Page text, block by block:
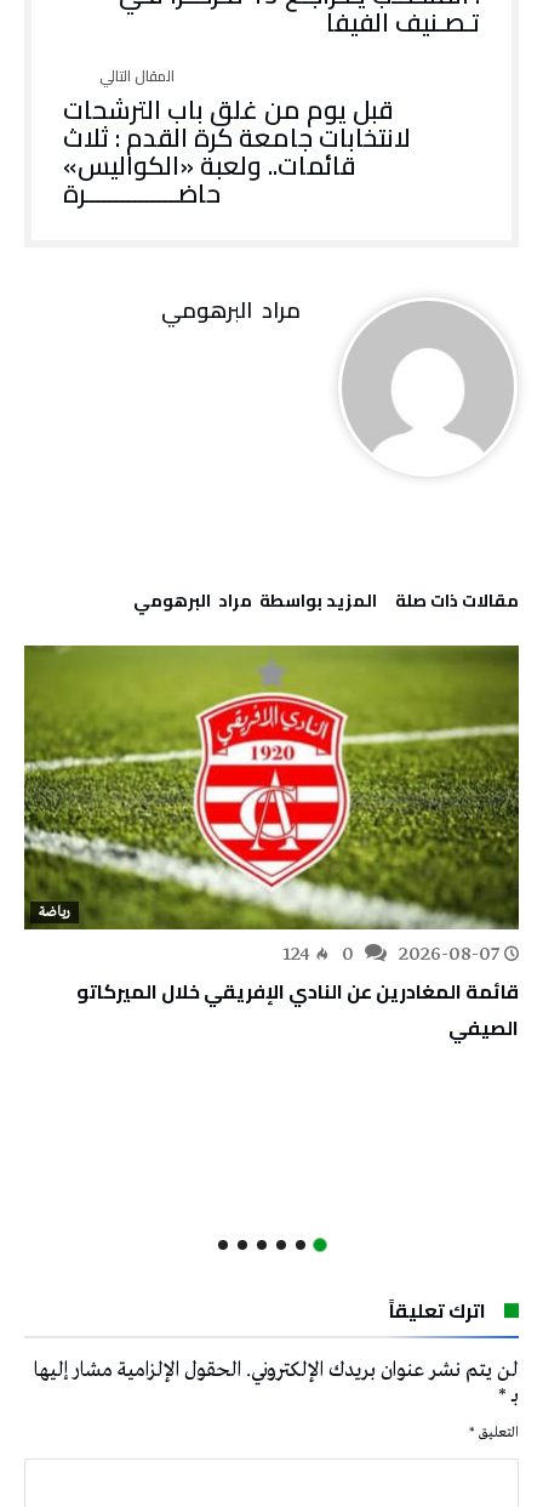
تـصـنيف الفيفا
قبل يوم من غلق باب الترشحات
لانتخابات جامعة كرة القدم : ثلاث
قائمات.. ولعبة «الكواليس»
حاضـــــــــــــــرة
مراد‭ ‬ البرهومي
‫مقالات ذات صلة‬ ‫‫المزيد بواسطة‬ ‬ مراد‭ ‬ البرهومي
رياضة
2026-08-07
124
قائمة المغادرين عن النادي الإفريقي خلال الميركاتو
الصيفي
اترك تعليقاً
لن يتم نشر عنوان بريدك الإلكتروني. الحقول الإلزامية مشار إليها
بـ*
التعليق *